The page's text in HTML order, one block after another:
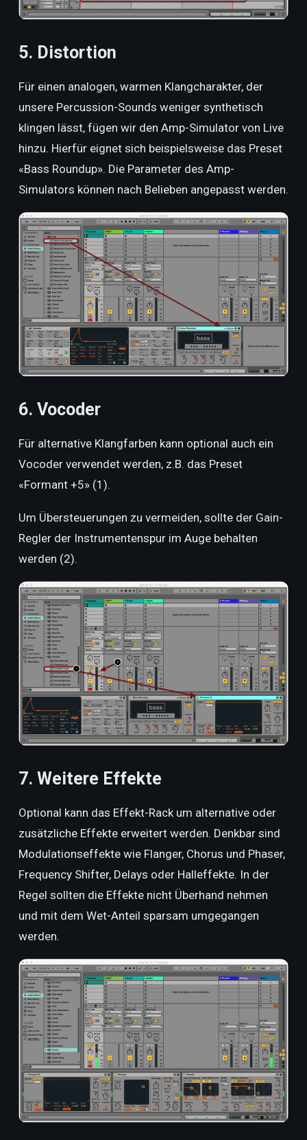
5. Distortion
Für einen analogen, warmen Klangcharakter, der
unsere Percussion-Sounds weniger synthetisch
klingen lässt, fügen wir den Amp-Simulator von Live
hinzu. Hierfür eignet sich beispielsweise das Preset
«Bass Roundup». Die Parameter des Amp-
Simulators können nach Belieben angepasst werden.
6. Vocoder
Für alternative Klangfarben kann optional auch ein
Vocoder verwendet werden, z.B. das Preset
«Formant +5» (1).
Um Übersteuerungen zu vermeiden, sollte der Gain-
Regler der Instrumentenspur im Auge behalten
werden (2).
7. Weitere Effekte
Optional kann das Effekt-Rack um alternative oder
zusätzliche Effekte erweitert werden. Denkbar sind
Modulationseffekte wie Flanger, Chorus und Phaser,
Frequency Shifter, Delays oder Halleffekte. In der
Regel sollten die Effekte nicht Überhand nehmen
und mit dem Wet-Anteil sparsam umgegangen
werden.